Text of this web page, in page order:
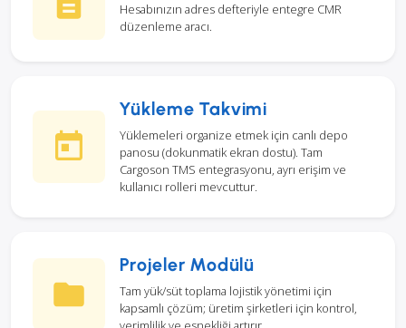
Hesabınızın adres defteriyle entegre CMR
düzenleme aracı.
Yükleme Takvimi
Yüklemeleri organize etmek için canlı depo
panosu (dokunmatik ekran dostu). Tam
Cargoson TMS entegrasyonu, ayrı erişim ve
kullanıcı rolleri mevcuttur.
Projeler Modülü
Tam yük/süt toplama lojistik yönetimi için
kapsamlı çözüm; üretim şirketleri için kontrol,